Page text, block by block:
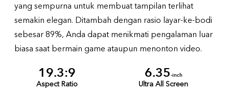
yang sempurna untuk membuat tampilan terlihat
semakin elegan. Ditambah dengan rasio layar-ke-bodi
sebesar 89%, Anda dapat menikmati pengalaman luar
biasa saat bermain game ataupun menonton video.
19.3:9
Aspect Ratio
6.35-inch
Ultra All Screen